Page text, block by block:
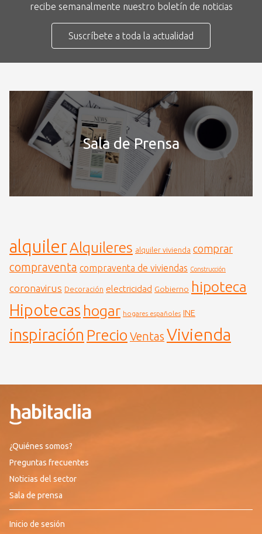
recibe semanalmente nuestro boletín de noticias
Suscríbete a toda la actualidad
Sala de Prensa
alquilerAlquileres alquiler vivienda comprar
compraventa compraventa de viviendas Construcción
coronavirus Decoración electricidad Gobierno hipoteca
Hipotecas hogar hogares españoles INE
inspiración Precio Ventas Vivienda
¿Quiénes somos?
Preguntas frecuentes
Noticias del sector
Sala de prensa
Inicio de sesión